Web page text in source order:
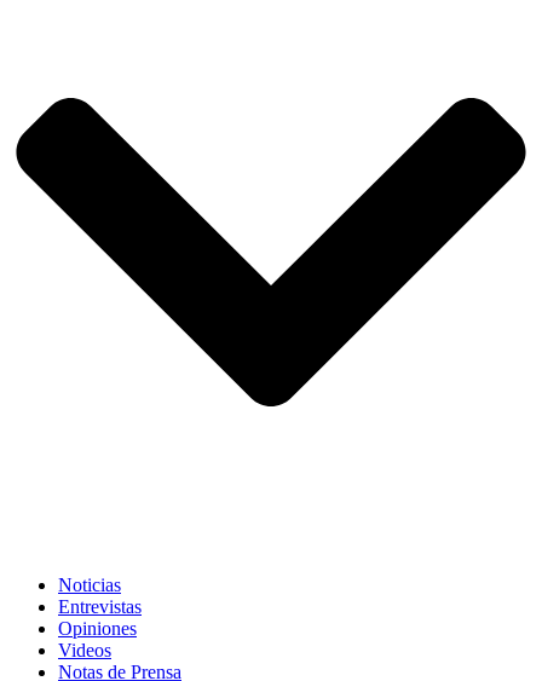
Noticias
Entrevistas
Opiniones
Videos
Notas de Prensa